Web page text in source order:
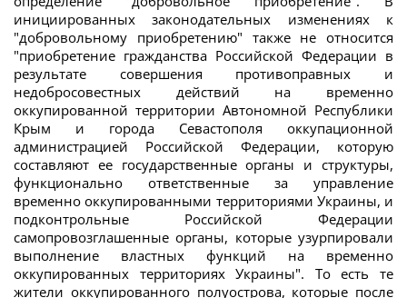
инициированных законодательных изменениях к
"добровольному приобретению" также не относится
"приобретение гражданства Российской Федерации в
результате совершения противоправных и
недобросовестных действий на временно
оккупированной территории Автономной Республики
Крым и города Севастополя оккупационной
администрацией Российской Федерации, которую
составляют ее государственные органы и структуры,
функционально ответственные за управление
временно оккупированными территориями Украины, и
подконтрольные Российской Федерации
самопровозглашенные органы, которые узурпировали
выполнение властных функций на временно
оккупированных территориях Украины". То есть те
жители оккупированного полуострова, которые после